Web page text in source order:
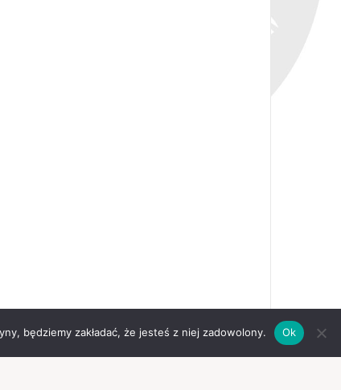
będziemy zakładać, że jesteś z niej zadowolony. Ok